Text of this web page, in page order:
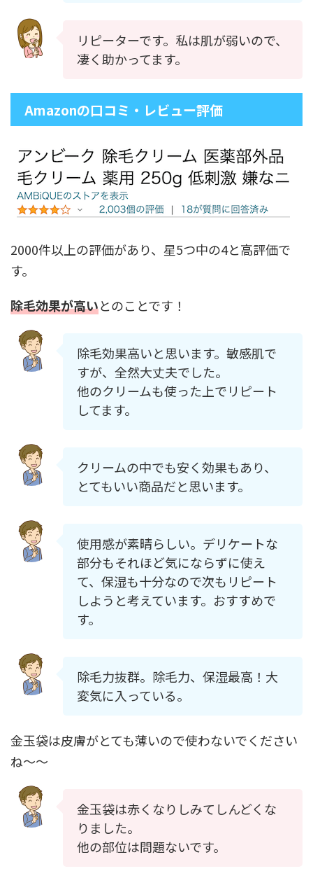
リピーターです。私は肌が弱いので、
凄く助かってます。
Amazonの口コミ・レビュー評価
2000件以上の評価があり、星5つ中の4と高評価で
す。
除毛効果が高いとのことです！
除毛効果高いと思います。敏感肌で
すが、全然大丈夫でした。
他のクリームも使った上でリピート
してます。
クリームの中でも安く効果もあり、
とてもいい商品だと思います。
使用感が素晴らしい。デリケートな
部分もそれほど気にならずに使え
て、保湿も十分なので次もリピート
しようと考えています。おすすめで
す。
除毛力抜群。除毛力、保湿最高！大
変気に入っている。
金玉袋は皮膚がとても薄いので使わないでください
ね〜〜
金玉袋は赤くなりしみてしんどくな
りました。
他の部位は問題ないです。